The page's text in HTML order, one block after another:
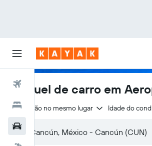
Voos
Hotéis
Aluguel de carro em
Devolução no mesmo lugar Idade do